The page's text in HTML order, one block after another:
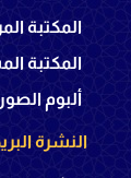
المكتبة
المكتبة
ألبوم الصور
النشرة